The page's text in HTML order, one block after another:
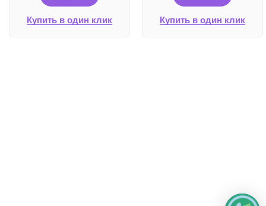
Купить в один клик Купить в один клик